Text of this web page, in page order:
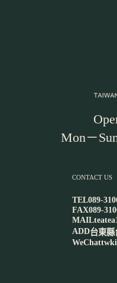
Mon－
CONTACT US
TEL089-
FAX089-
MAIL
ADD台東縣
WeChat